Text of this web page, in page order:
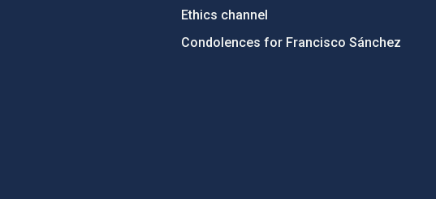
Ethics channel
Condolences for Francisco Sánchez